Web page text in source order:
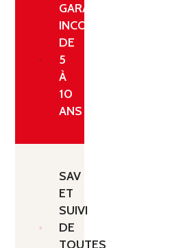
GARANTIE
INCONDITIONNELLE
DE
5
À
10
ANS
SAV
ET
SUIVI
DE
TOUTES